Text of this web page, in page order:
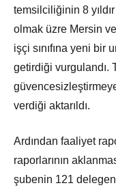
temsilciliğinin 8
olmak üzre Mersin
işçi sınıfına yeni bir
getirdiği vurgulandı.
verdiği aktarıldı.
Ardından faaliyet
raporlarının
şubenin 121